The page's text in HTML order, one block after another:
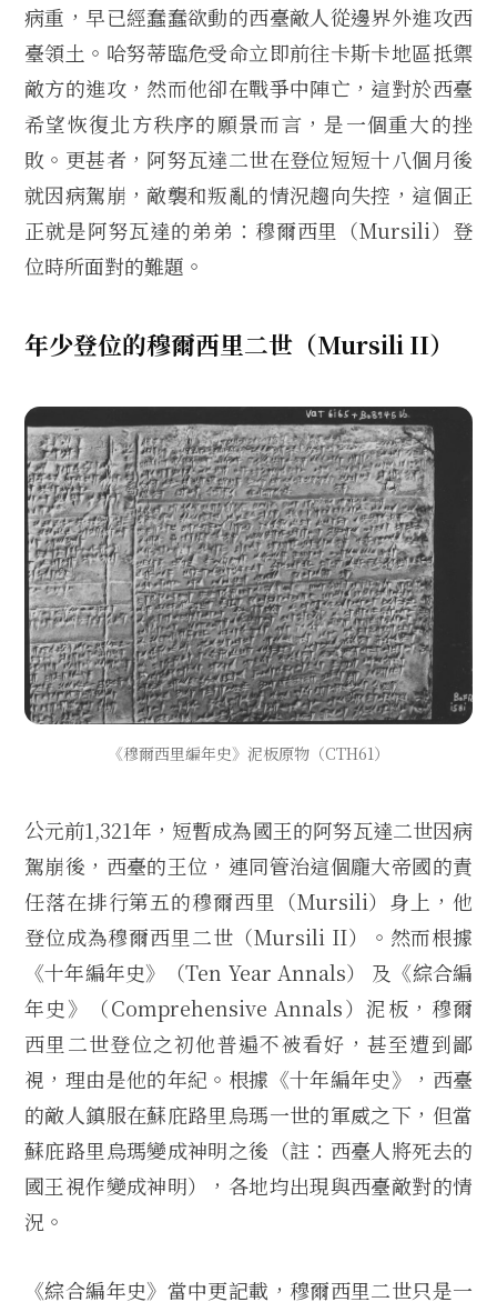
病重，早已經蠢蠢欲動的西臺敵人從邊界外進攻西
臺領土。哈努蒂臨危受命立即前往卡斯卡地區抵禦
敵方的進攻，然而他卻在戰爭中陣亡，這對於西臺
希望恢復北方秩序的願景而言，是一個重大的挫
敗。更甚者，阿努瓦達二世在登位短短十八個月後
就因病駕崩，敵襲和叛亂的情況趨向失控，這個正
正就是阿努瓦達的弟弟：穆爾西里（Mursili）登
位時所面對的難題。
年少登位的穆爾西里二世（Mursili II）
《穆爾西里編年史》泥板原物（CTH61）
公元前1,321年，短暫成為國王的阿努瓦達二世因病
駕崩後，西臺的王位，連同管治這個龐大帝國的責
任落在排行第五的穆爾西里（Mursili）身上，他
登位成為穆爾西里二世（Mursili II）。然而根據
《十年編年史》（Ten Year Annals） 及《綜合編
年史》（Comprehensive Annals）泥板，穆爾
西里二世登位之初他普遍不被看好，甚至遭到鄙
視，理由是他的年紀。根據《十年編年史》，西臺
的敵人鎮服在蘇庇路里烏瑪一世的軍威之下，但當
蘇庇路里烏瑪變成神明之後（註：西臺人將死去的
國王視作變成神明），各地均出現與西臺敵對的情
況。
《綜合編年史》當中更記載，穆爾西里二世只是一